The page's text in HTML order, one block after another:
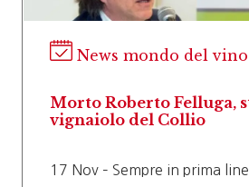
News mondo del vino
Morto Roberto Felluga,
vignaiolo del Collio
17 Nov – Sempre in prima